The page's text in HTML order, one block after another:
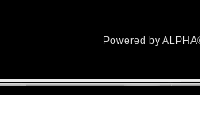
Powered by